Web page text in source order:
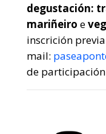
degustación:
mariñeiro e
inscrición
mail:
de